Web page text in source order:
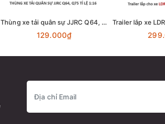
Thùng xe tải quân sự JJRC Q64, Q75 6x6 tỉ lệ 1:16
129.000₫